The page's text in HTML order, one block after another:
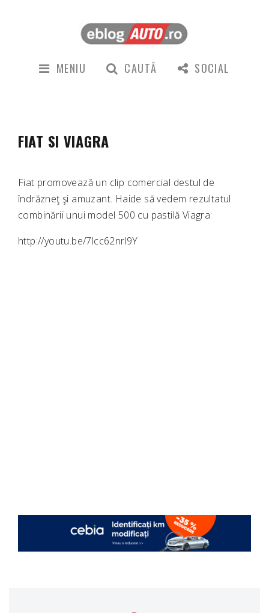
MENIU CAUTĂ SOCIAL
FIAT SI VIAGRA
Fiat promovează un clip comercial destul de
îndrăzneţ şi amuzant. Haide să vedem rezultatul
combinării unui model 500 cu pastilă Viagra:
http://youtu.be/7lcc62nrl9Y